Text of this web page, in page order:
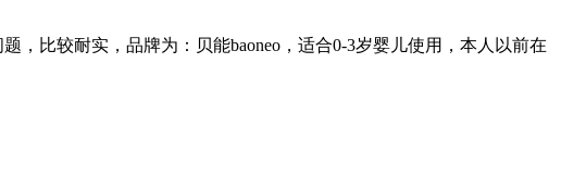
比较耐实，品牌为：贝能baoneo，适合0-3岁婴儿使用，本人以前在